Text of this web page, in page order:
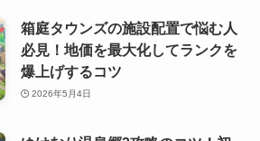
箱庭タウンズの施設配置で悩む人
必見！地価を最大化してランクを
爆上げするコツ
2026年5月4日